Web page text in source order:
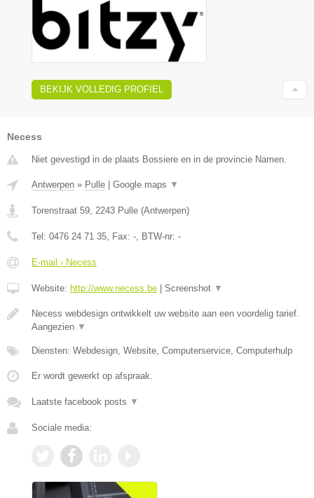
BEKIJK VOLLEDIG PROFIEL
Necess
Niet gevestigd in de plaats Bossiere en in de provincie Namen.
Antwerpen » Pulle Google maps ▼
Torenstraat 59, 2243 Pulle (Antwerpen)
Tel: 0476 24 71 35, Fax: -, BTW-nr: -
E-mail › Necess
Website: http://www.necess.be Screenshot ▼
Necess webdesign ontwikkelt uw website aan een voordelig tarief.
Aangezien ▼
Diensten: Webdesign, Website, Computerservice, Computerhulp
Er wordt gewerkt op afspraak.
Laatste facebook posts ▼
Sociale media: